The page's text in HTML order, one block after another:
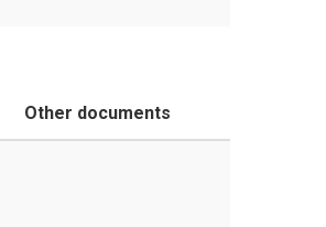
Other documents